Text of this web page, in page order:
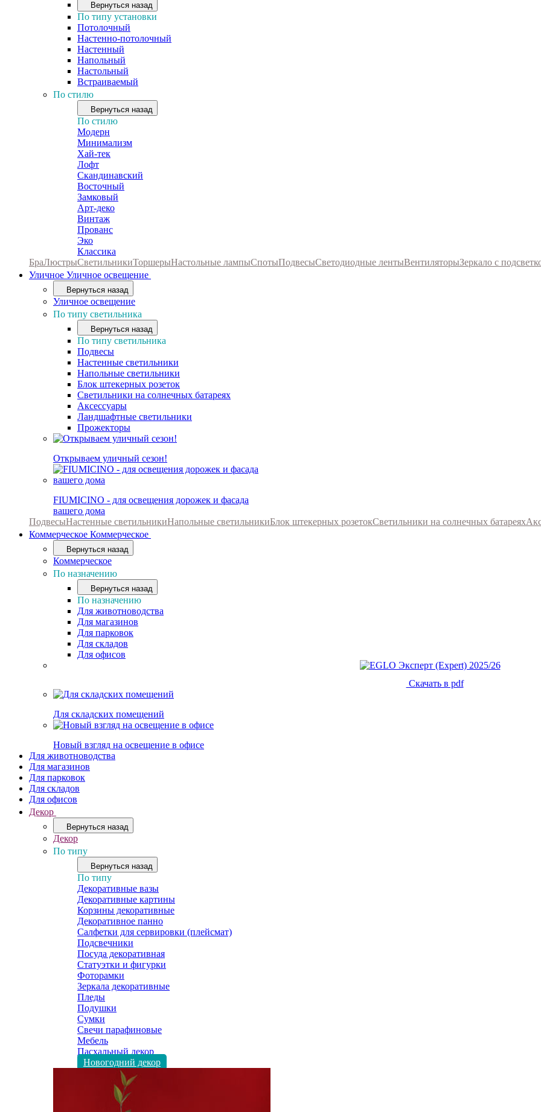
Вернуться назад
По типу установки
Потолочный
Настенно-потолочный
Настенный
Напольный
Настольный
Встраиваемый
По стилю
Вернуться назад
По стилю
Модерн
Минимализм
Хай-тек
Лофт
Скандинавский
Восточный
Замковый
Арт-деко
Винтаж
Прованс
Эко
Классика
БраЛюстрыСветильникиТоршерыНастольные лампыСпотыПодвесыСветодиодные лентыВентиляторыЗеркало с
Уличное Уличное освещение
Вернуться назад
Уличное освещение
По типу светильника
Вернуться назад
По типу светильника
Подвесы
Настенные светильники
Напольные светильники
Блок штекерных розеток
Светильники на солнечных батареях
Аксессуары
Ландшафтные светильники
Прожекторы
Открываем уличный сезон!
FIUMICINO - для освещения дорожек и фасада
вашего дома
ПодвесыНастенные светильникиНапольные светильникиБлок штекерных розетокСветильники на солнечных батареях
Коммерческое Коммерческое
Вернуться назад
Коммерческое
По назначению
Вернуться назад
По назначению
Для животноводства
Для магазинов
Для парковок
Для складов
Для офисов
Скачать в pdf
Для складских помещений
Новый взгляд на освещение в офисе
Для животноводства
Для магазинов
Для парковок
Для складов
Для офисов
Декор
Вернуться назад
Декор
По типу
Вернуться назад
По типу
Декоративные вазы
Декоративные картины
Корзины декоративные
Декоративное панно
Салфетки для сервировки (плейсмат)
Подсвечники
Посуда декоративная
Статуэтки и фигурки
Фоторамки
Зеркала декоративные
Пледы
Подушки
Сумки
Свечи парафиновые
Мебель
Пасхальный декор
Новогодний декор